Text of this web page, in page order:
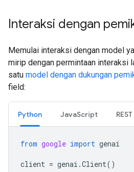
Interaksi dengan
Memulai interaksi dengan model
mirip dengan permintaan interaksi
satu model dengan dukungan
field:
Python JavaScript REST
from google import genai
client = genai .Client()